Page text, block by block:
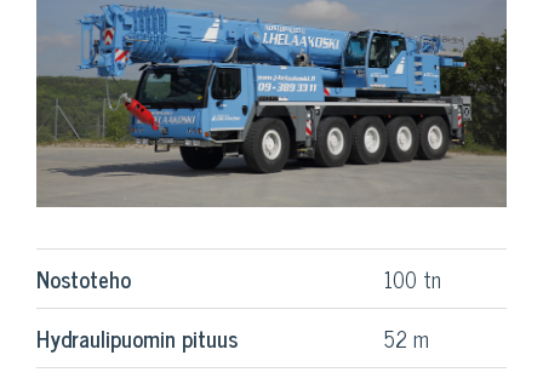
Nostoteho
100 tn
Hydraulipuomin pituus
52 m